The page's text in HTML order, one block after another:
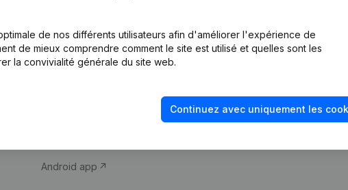
de nos différents utilisateurs afin d'améliorer l'expérience de
de mieux comprendre comment le site est utilisé et quelles sont les
la convivialité générale du site web.
Continuez avec uniquement les
d’entreprise
Monitoring
Android app
fraude
Consulter des comptes annuels
Vérification de la solvabilité